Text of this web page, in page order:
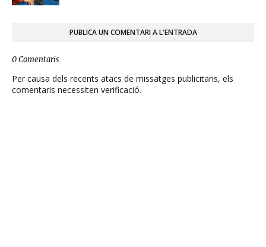
PUBLICA UN COMENTARI A L'ENTRADA
0 Comentaris
Per causa dels recents atacs de missatges publicitaris, els
comentaris necessiten verificació.